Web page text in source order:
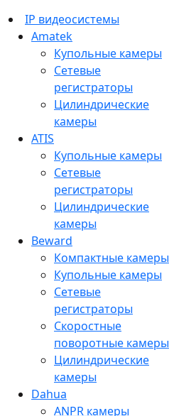
IP видеосистемы
Amatek
Купольные камеры
Сетевые
регистраторы
Цилиндрические
камеры
ATIS
Купольные камеры
Сетевые
регистраторы
Цилиндрические
камеры
Beward
Компактные камеры
Купольные камеры
Сетевые
регистраторы
Скоростные
поворотные камеры
Цилиндрические
камеры
Dahua
ANPR камеры